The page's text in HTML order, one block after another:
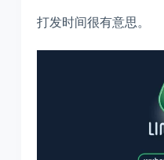
打发时间很有意思。